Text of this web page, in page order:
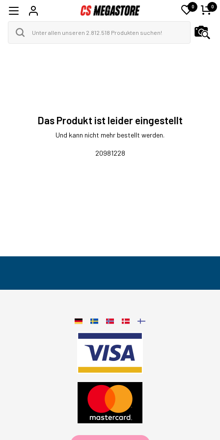
0 0
Das Produkt ist leider eingestellt
Und kann nicht mehr bestellt werden.
20981228